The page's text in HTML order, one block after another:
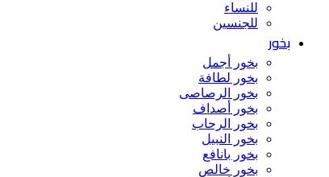
للنساء
للجنسين
بخور
بخور أجمل
بخور لطافة
بخور الرصاصى
بخور أصداف
بخور الرحاب
بخور النبيل
بخور بانافع
بخور خالص